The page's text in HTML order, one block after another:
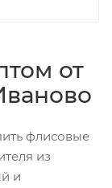
от
флисовые
из
и